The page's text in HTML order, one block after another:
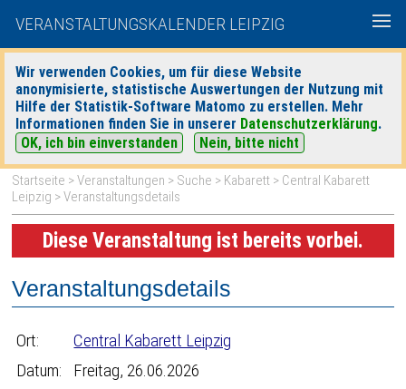
VERANSTALTUNGSKALENDER LEIPZIG
Wir verwenden Cookies, um für diese Website
anonymisierte, statistische Auswertungen der Nutzung mit
Hilfe der Statistik-Software Matomo zu erstellen. Mehr
Informationen finden Sie in unserer Datenschutzerklärung.
OK, ich bin einverstanden
Nein, bitte nicht
heute|morgen| Detaillierte Suche
Startseite >Veranstaltungen > Suche > Kabarett > Central Kabarett
Leipzig > Veranstaltungsdetails
Diese Veranstaltung ist bereits vorbei.
Veranstaltungsdetails
Ort:
Central Kabarett Leipzig
Datum:
Freitag, 26.06.2026